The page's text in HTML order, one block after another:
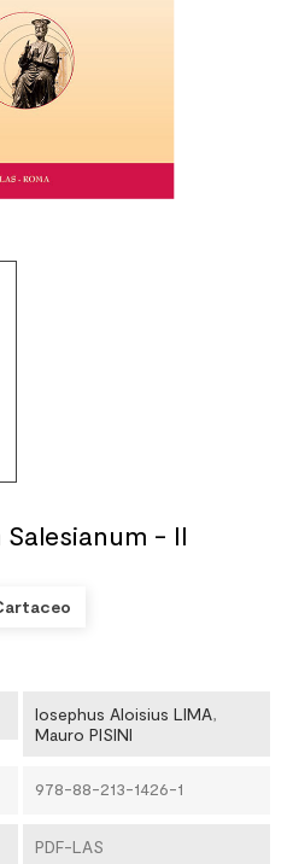
- II
Iosephus Aloisius LIMA,
Mauro PISINI
978-88-213-1426-1
PDF-LAS